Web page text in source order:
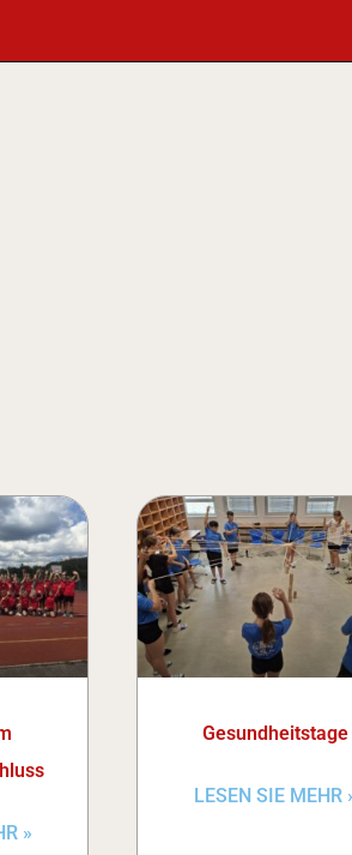
»
Gesundheitstage
LESEN SIE MEHR